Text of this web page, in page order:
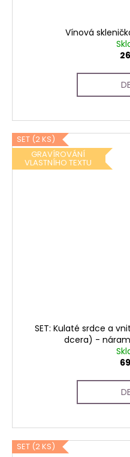
Vínová
SET (2 KS)
GRAVÍROVÁNÍ
VLASTNÍHO TEXTU
SET: Kulaté srdce a
dcera) -
SET (2 KS)